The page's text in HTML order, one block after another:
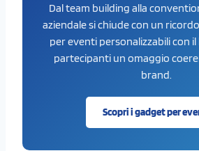
Dal team building alla
aziendale si chiude con un
per eventi personalizzabili con il
partecipanti un omaggio
brand.
Scopri i gadget per